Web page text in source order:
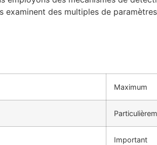
examinent des multiples de
Maximum
Important